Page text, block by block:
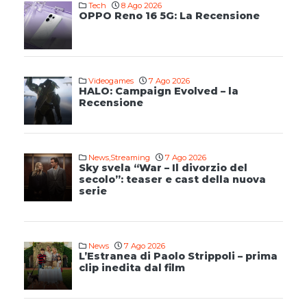
Tech 8 Ago 2026
OPPO Reno 16 5G: La Recensione
Videogames 7 Ago 2026
HALO: Campaign Evolved – la
Recensione
News,Streaming 7 Ago 2026
Sky svela “War – Il divorzio del
secolo”: teaser e cast della nuova
serie
News 7 Ago 2026
L’Estranea di Paolo Strippoli – prima
clip inedita dal film